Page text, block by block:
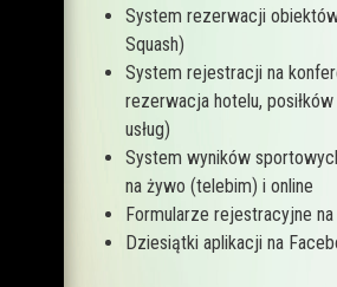
System rezerwacji
Squash)
System rejestracji na
rezerwacja hotelu,
usług)
System wyników
na żywo (telebim) i online
Formularze rejestracyjne
Dziesiątki aplikacji na